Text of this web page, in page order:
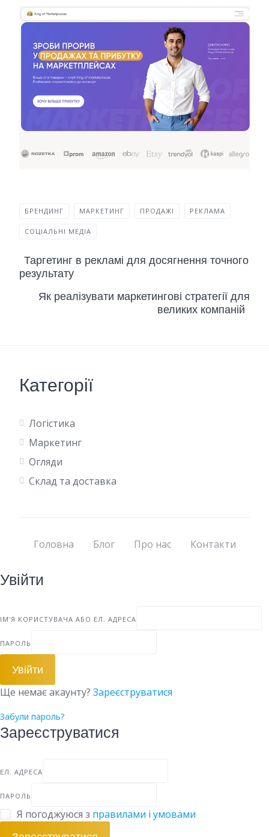
БРЕНДИНГ МАРКЕТИНГ ПРОДАЖІ РЕКЛАМА
СОЦІАЛЬНІ МЕДІА
Таргетинг в рекламі для досягнення точного
результату
Як реалізувати маркетингові стратегії для
великих компаній
Категорії
Логістика
Маркетинг
Огляди
Склад та доставка
Головна Блог Про нас Контакти
Увійти
ІМ'Я КОРИСТУВАЧА АБО ЕЛ. АДРЕСА
ПАРОЛЬ
Увійти
Ще немає акаунту? Зареєструватися
Забули пароль?
Зареєструватися
ЕЛ. АДРЕСА
ПАРОЛЬ
Я погоджуюся з правилами і умовами